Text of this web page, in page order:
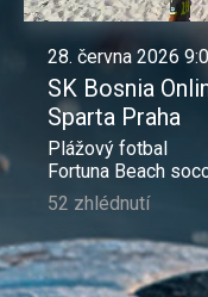
28. června 2026
SK Bosnia
Sparta Praha
Plážový fotbal
Fortuna Beach
52 zhlédnutí